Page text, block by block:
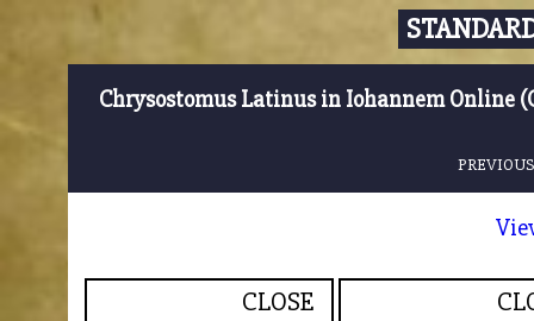
Chrysostomus Latinus in Iohannem Online
CLOSE